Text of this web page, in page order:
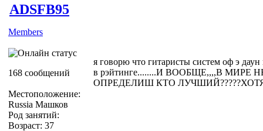
ADSFB95
Members
168 сообщений
Местоположение:
Russia Машков
Род занятий:
Возраст: 37
я говорю что гитаристы систем оф э
в рэйтинге........И ВООБЩЕ,,,,В
ОПРЕДЕЛИШ КТО